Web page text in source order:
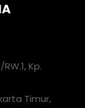
Kp.
Timur,